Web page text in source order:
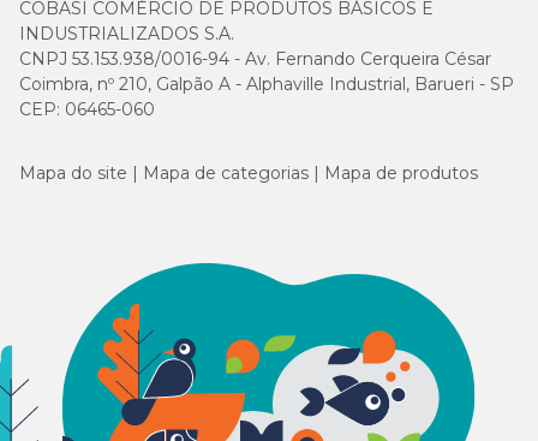
COBASI COMÉRCIO DE PRODUTOS BÁSICOS E
INDUSTRIALIZADOS S.A.
CNPJ 53.153.938/0016-94 - Av. Fernando Cerqueira César
Coimbra, nº 210, Galpão A - Alphaville Industrial, Barueri - SP
CEP: 06465-060
Mapa do site Mapa de categorias Mapa de produtos